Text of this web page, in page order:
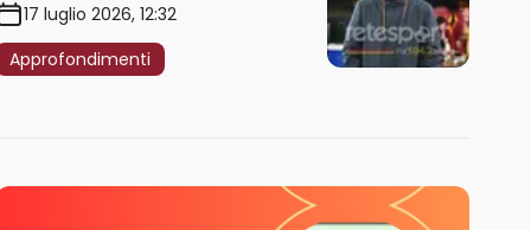
17 luglio 2026, 12:32
Approfondimenti